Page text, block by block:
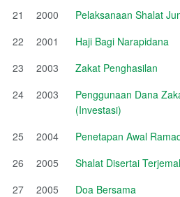
21
2000
Pelaksanaan Shalat
22
2001
Haji Bagi Narapidana
23
2003
Zakat Penghasilan
24
2003
Penggunaan Dana
(Investasi)
25
2004
Penetapan Awal
26
2005
Shalat Disertai
27
2005
Doa Bersama